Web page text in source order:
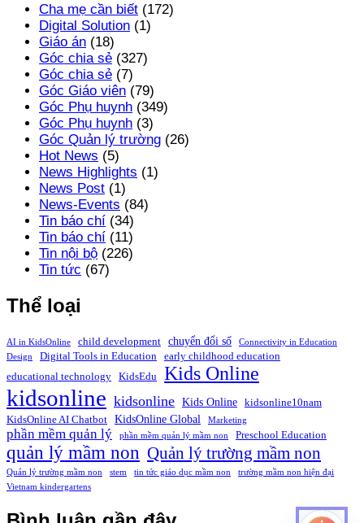
Cha mẹ cần biết (172)
Digital Solution (1)
Giáo án (18)
Góc chia sẻ (327)
Góc chia sẻ (7)
Góc Giáo viên (79)
Góc Phụ huynh (349)
Góc Phụ huynh (3)
Góc Quản lý trường (26)
Hot News (5)
News Highlights (1)
News Post (1)
News-Events (84)
Tin báo chí (34)
Tin báo chí (11)
Tin nội bộ (226)
Tin tức (67)
Thể loại
AI in KidsOnline child development chuyển đổi số
Connectivity in Education
Design
Digital Tools in Education
early childhood education
educational technology
KidsEdu Kids Online
kidsonline kidsonline Kids Online
kidsonline10nam
KidsOnline AI Chatbot
KidsOnline Global Marketing
phần mềm quản lý phần mềm quản lý mầm non Preschool Education
quản lý mầm non Quản lý trường mầm non
Quản lý trường mầm non stem tin tức giáo dục mầm non
trường mầm non hiện đại
Vietnam kindergartens